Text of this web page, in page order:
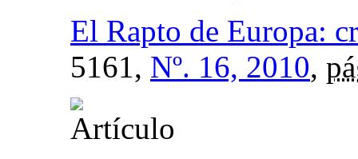
El Rapto de Europa:
5161, Nº. 16, 2010,